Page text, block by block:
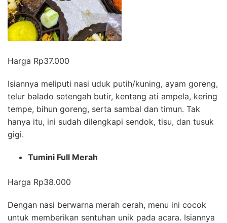
Harga Rp37.000
Isiannya meliputi nasi uduk putih/kuning, ayam goreng,
telur balado setengah butir, kentang ati ampela, kering
tempe, bihun goreng, serta sambal dan timun. Tak
hanya itu, ini sudah dilengkapi sendok, tisu, dan tusuk
gigi.
Tumini Full Merah
Harga Rp38.000
Dengan nasi berwarna merah cerah, menu ini cocok
untuk memberikan sentuhan unik pada acara. Isiannya